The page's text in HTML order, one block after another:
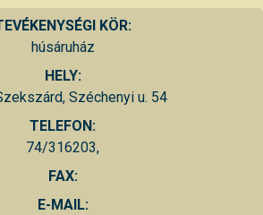
KÖR:
húsáruház
HELY:
Széchenyi u. 54
TELEFON:
74/316203,
FAX:
E-MAIL: